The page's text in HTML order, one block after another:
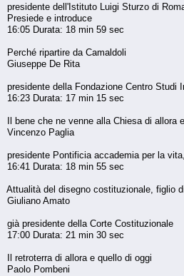
presidente dell'Istituto Luigi Sturzo di
Presiede e introduce
16:05 Durata: 18 min 59 sec
Perché ripartire da Camaldoli
Giuseppe De Rita
presidente della Fondazione Centro Studi
16:23 Durata: 17 min 15 sec
Il bene che ne venne alla Chiesa di allora
Vincenzo Paglia
presidente Pontificia accademia per la
16:41 Durata: 18 min 55 sec
Attualità del disegno costituzionale, figlio
Giuliano Amato
già presidente della Corte Costituzionale
17:00 Durata: 21 min 30 sec
Il retroterra di allora e quello di oggi
Paolo Pombeni